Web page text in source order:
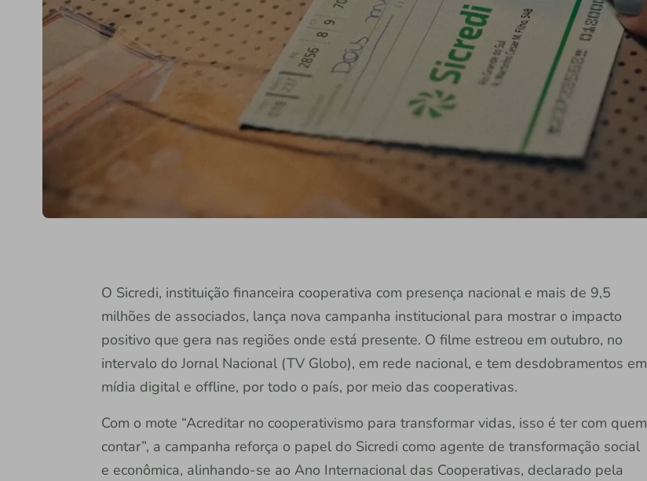
O Sicredi, instituição financeira cooperativa com presença nacional e mais de 9,5
milhões de associados, lança nova campanha institucional para mostrar o impacto
positivo que gera nas regiões onde está presente. O filme estreou em outubro, no
intervalo do Jornal Nacional (TV Globo), em rede nacional, e tem desdobramentos em
mídia digital e offline, por todo o país, por meio das cooperativas.
Com o mote “Acreditar no cooperativismo para transformar vidas, isso é ter com quem
contar”, a campanha reforça o papel do Sicredi como agente de transformação social
e econômica, alinhando-se ao Ano Internacional das Cooperativas, declarado pela